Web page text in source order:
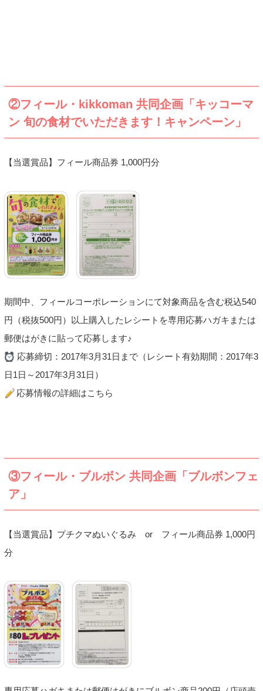
②フィール・kikkoman 共同企画「キッコーマ
ン 旬の食材でいただきます！キャンペーン」
【当選賞品】フィール商品券 1,000円分
期間中、フィールコーポレーションにて対象商品を含む税込540
円（税抜500円）以上購入したレシートを専用応募ハガキまたは
郵便はがきに貼って応募します♪
応募締切：2017年3月31日まで（レシート有効期間：2017年3
日1日～2017年3月31日）
応募情報の詳細はこちら
③フィール・ブルボン 共同企画「ブルボンフェ
ア」
【当選賞品】プチクマぬいぐるみ or フィール商品券 1,000円
分